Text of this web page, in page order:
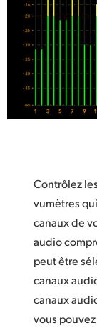
Contrôlez
vumètres
canaux de
audio
peut être
canaux
canaux
vous